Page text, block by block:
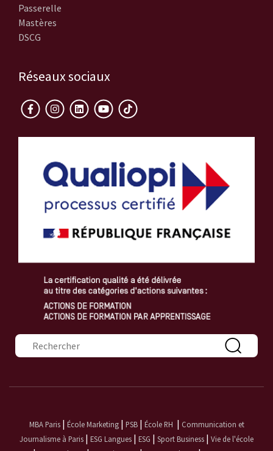
Passerelle
Mastères
DSCG
Réseaux sociaux
Formulaire de recherche
MBA Paris| École Marketing| PSB| École RH | Communication et
Journalisme à Paris | ESG Langues | ESG | Sport Business | Vie de l'école